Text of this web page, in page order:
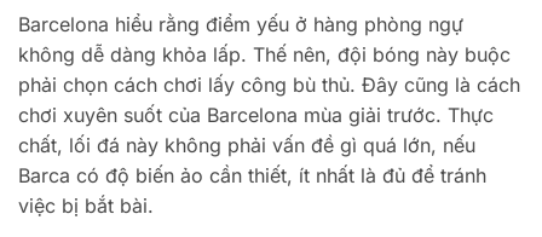
Barcelona hiểu rằng điểm yếu ở hàng phòng ngự
không dễ dàng khỏa lấp. Thế nên, đội bóng này buộc
phải chọn cách chơi lấy công bù thủ. Đây cũng là cách
chơi xuyên suốt của Barcelona mùa giải trước. Thực
chất, lối đá này không phải vấn đề gì quá lớn, nếu
Barca có độ biến ảo cần thiết, ít nhất là đủ để tránh
việc bị bắt bài.